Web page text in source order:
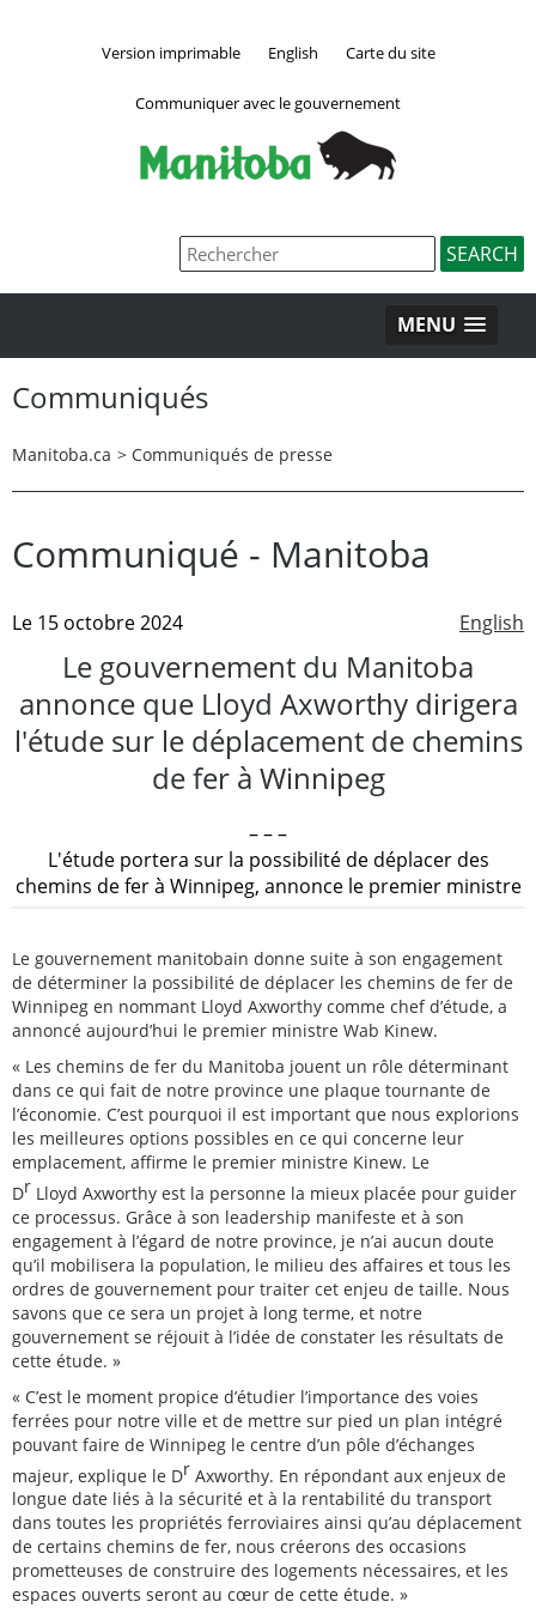
Version imprimable English Carte du site
Communiquer avec le gouvernement
MENU
Communiqués
Manitoba.ca > Communiqués de presse
Communiqué - Manitoba
English
Le 15 octobre 2024
Le gouvernement du Manitoba
annonce que Lloyd Axworthy dirigera
l'étude sur le déplacement de chemins
de fer à Winnipeg
– – –
L'étude portera sur la possibilité de déplacer des
chemins de fer à Winnipeg, annonce le premier ministre
Le gouvernement manitobain donne suite à son engagement
de déterminer la possibilité de déplacer les chemins de fer de
Winnipeg en nommant Lloyd Axworthy comme chef d’étude, a
annoncé aujourd’hui le premier ministre Wab Kinew.
« Les chemins de fer du Manitoba jouent un rôle déterminant
dans ce qui fait de notre province une plaque tournante de
l’économie. C’est pourquoi il est important que nous explorions
les meilleures options possibles en ce qui concerne leur
emplacement, affirme le premier ministre Kinew. Le
Dr Lloyd Axworthy est la personne la mieux placée pour guider
ce processus. Grâce à son leadership manifeste et à son
engagement à l’égard de notre province, je n’ai aucun doute
qu’il mobilisera la population, le milieu des affaires et tous les
ordres de gouvernement pour traiter cet enjeu de taille. Nous
savons que ce sera un projet à long terme, et notre
gouvernement se réjouit à l’idée de constater les résultats de
cette étude. »
« C’est le moment propice d’étudier l’importance des voies
ferrées pour notre ville et de mettre sur pied un plan intégré
pouvant faire de Winnipeg le centre d’un pôle d’échanges
majeur, explique le Dr Axworthy. En répondant aux enjeux de
longue date liés à la sécurité et à la rentabilité du transport
dans toutes les propriétés ferroviaires ainsi qu’au déplacement
de certains chemins de fer, nous créerons des occasions
prometteuses de construire des logements nécessaires, et les
espaces ouverts seront au cœur de cette étude. »